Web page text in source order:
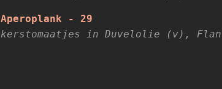
Aperoplank - 29
kerstomaatjes in Duvelolie (v),